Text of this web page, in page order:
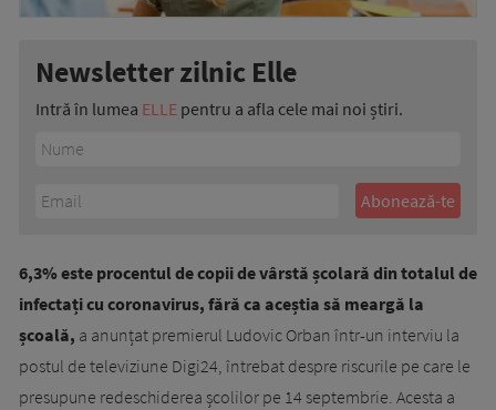
Newsletter zilnic Elle
Intră în lumea ELLE pentru a afla cele mai noi știri.
6,3% este procentul de copii de vârstă școlară din totalul de
infectați cu coronavirus, fără ca aceștia să meargă la
școală, a anunțat premierul Ludovic Orban într-un interviu la
postul de televiziune Digi24, întrebat despre riscurile pe care le
presupune redeschiderea școlilor pe 14 septembrie. Acesta a